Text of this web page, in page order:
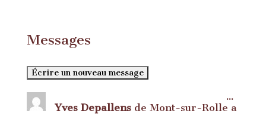
Messages
Yves Depallens de Mont-sur-Rolle a
...Ouvrir/
cette